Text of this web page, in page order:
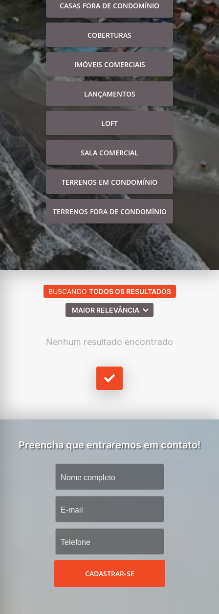
CASAS FORA DE CONDOMÍNIO
COBERTURAS
IMÓVEIS COMERCIAIS
LANÇAMENTOS
LOFT
SALA COMERCIAL
TERRENOS EM CONDOMÍNIO
TERRENOS FORA DE CONDOMÍNIO
BUSCANDO TODOS OS RESULTADOS
MAIOR RELEVÂNCIA
Nenhum resultado encontrado
Preencha que entraremos em contato!
CADASTRAR-SE